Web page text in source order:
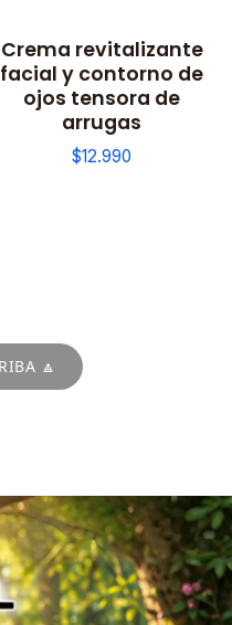
Crema revitalizante
facial y contorno de
ojos tensora de
arrugas
$12.990
🔼